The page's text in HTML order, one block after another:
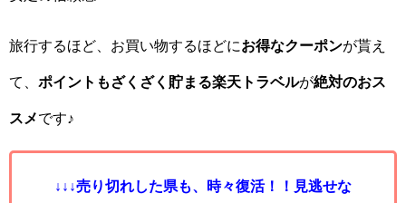
旅行するほど、お買い物するほどにお得なクーポンが貰え
て、 ポイントもざくざく貯まる楽天トラベルが絶対のおス
スメです♪
↓↓↓売り切れした県も、時々復活！！見逃せな